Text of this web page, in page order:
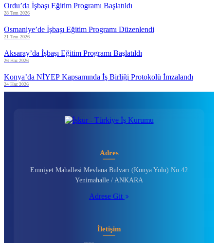
Ordu’da İşbaşı Eğitim Programı Başlatıldı
28 Tem 2026
Osmaniye’de İşbaşı Eğitim Programı Düzenlendi
21 Tem 2026
Aksaray’da İşbaşı Eğitim Programı Başlatıldı
26 Haz 2026
Konya’da NİYEP Kapsamında İş Birliği Protokolü İmzalandı
24 Haz 2026
Adres
Emniyet Mahallesi Mevlana Bulvarı (Konya Yolu) No:42
Yenimahalle / ANKARA
Adrese Git
İletişim